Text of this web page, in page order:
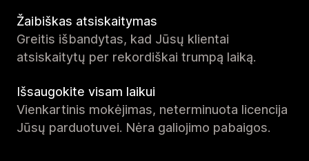
Žaibiškas atsiskaitymas
Greitis išbandytas, kad Jūsų klientai
atsiskaitytų per rekordiškai trumpą laiką.
Išsaugokite visam laikui
Vienkartinis mokėjimas, neterminuota licencija
Jūsų parduotuvei. Nėra galiojimo pabaigos.